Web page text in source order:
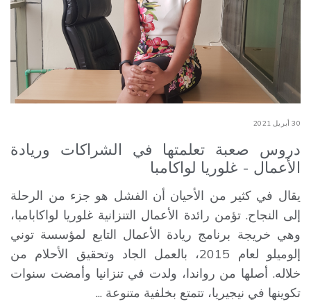
30 أبريل 2021
دروس صعبة تعلمتها في الشراكات وريادة
الأعمال - غلوريا لواكامبا
يقال في كثير من الأحيان أن الفشل هو جزء من الرحلة
إلى النجاح. تؤمن رائدة الأعمال التنزانية غلوريا لواكابامبا،
وهي خريجة برنامج ريادة الأعمال التابع لمؤسسة توني
إلوميلو لعام 2015، بالعمل الجاد وتحقيق الأحلام من
خلاله. أصلها من رواندا، ولدت في تنزانيا وأمضت سنوات
تكوينها في نيجيريا، تتمتع بخلفية متنوعة ...